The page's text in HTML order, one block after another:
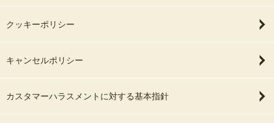
クッキーポリシー
キャンセルポリシー
カスタマーハラスメントに対する基本指針